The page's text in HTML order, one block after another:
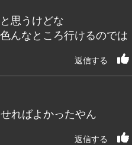
思うけどな
んなところ行けるのでは
返信する
ればよかったやん
返信する